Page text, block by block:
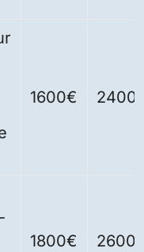
1600€
1800€